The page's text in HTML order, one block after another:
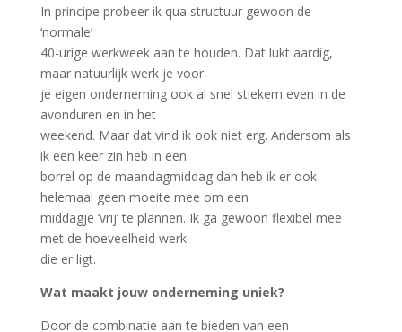
In principe probeer ik qua structuur gewoon de
‘normale’
40-urige werkweek aan te houden. Dat lukt aardig,
maar natuurlijk werk je voor
je eigen onderneming ook al snel stiekem even in de
avonduren en in het
weekend. Maar dat vind ik ook niet erg. Andersom als
ik een keer zin heb in een
borrel op de maandagmiddag dan heb ik er ook
helemaal geen moeite mee om een
middagje ‘vrij’ te plannen. Ik ga gewoon flexibel mee
met de hoeveelheid werk
die er ligt.
Wat maakt jouw onderneming uniek?
Door de combinatie aan te bieden van een